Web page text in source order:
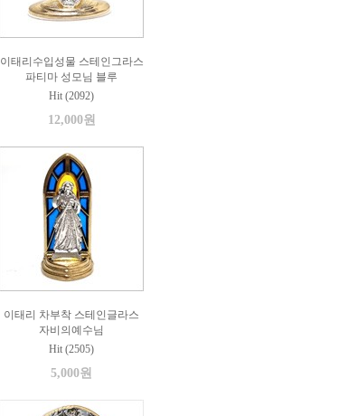
이태리수입성물 스테인그라스
파티마 성모님 블루
Hit (2092)
12,000원
이태리 차부착 스테인글라스
자비의예수님
Hit (2505)
5,000원